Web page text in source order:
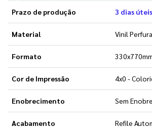
Prazo de produção 3 dias
Material Vinil
Formato
Cor de Impressão 4x0 -
Enobrecimento Sem
Acabamento Refile